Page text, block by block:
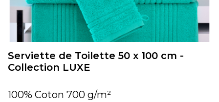
Serviette de Toilette 50 x 100 cm -
Collection LUXE
100% Coton 700 g/m²